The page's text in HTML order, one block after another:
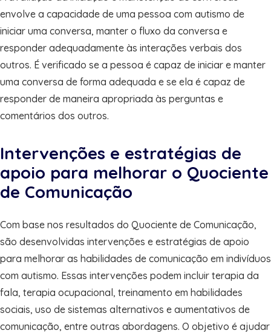
envolve a capacidade de uma pessoa com autismo de
iniciar uma conversa, manter o fluxo da conversa e
responder adequadamente às interações verbais dos
outros. É verificado se a pessoa é capaz de iniciar e manter
uma conversa de forma adequada e se ela é capaz de
responder de maneira apropriada às perguntas e
comentários dos outros.
Intervenções e estratégias de
apoio para melhorar o Quociente
de Comunicação
Com base nos resultados do Quociente de Comunicação,
são desenvolvidas intervenções e estratégias de apoio
para melhorar as habilidades de comunicação em indivíduos
com autismo. Essas intervenções podem incluir terapia da
fala, terapia ocupacional, treinamento em habilidades
sociais, uso de sistemas alternativos e aumentativos de
comunicação, entre outras abordagens. O objetivo é ajudar